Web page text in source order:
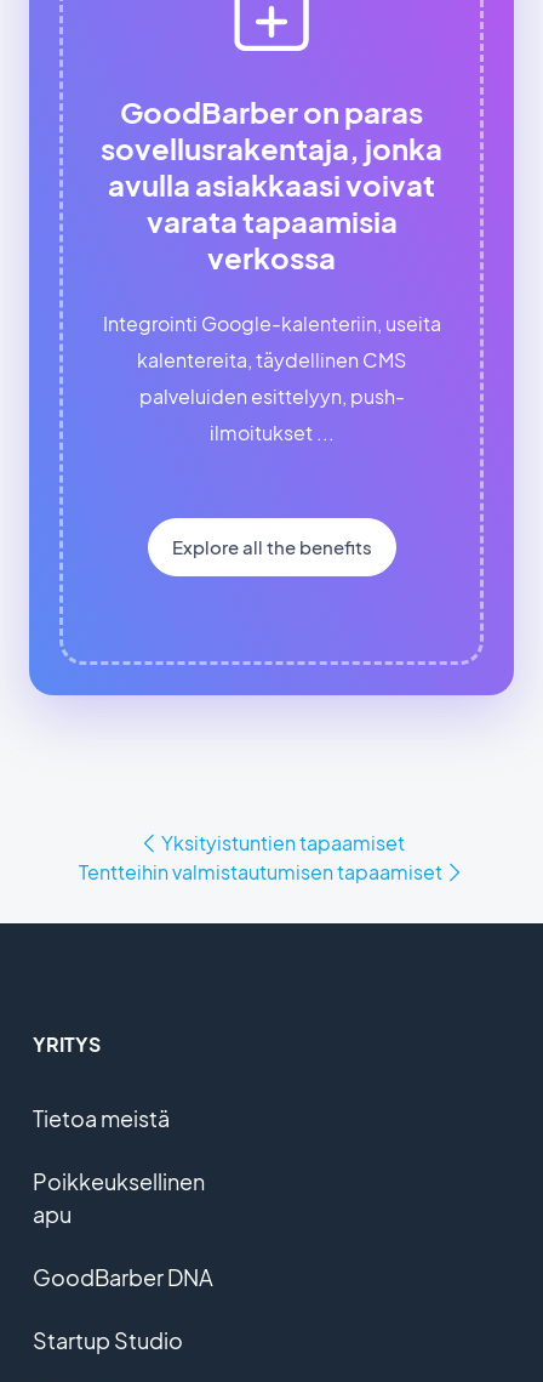
GoodBarber on paras
sovellusrakentaja, jonka
avulla asiakkaasi voivat
varata tapaamisia
verkossa
Integrointi Google-kalenteriin, useita
kalentereita, täydellinen CMS
palveluiden esittelyyn, push-
ilmoitukset ...
Explore all the benefits
Yksityistuntien tapaamiset
Tentteihin valmistautumisen tapaamiset
YRITYS
Tietoa meistä
Poikkeuksellinen
apu
GoodBarber DNA
Startup Studio